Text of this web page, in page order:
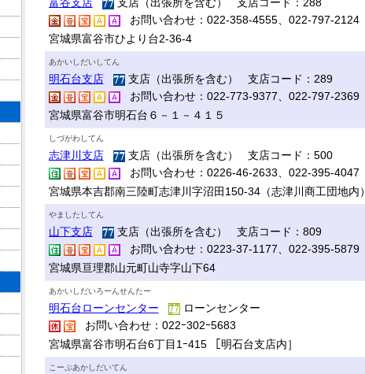
お問い合わせ：022-358-4555、022-797-2124
宮城県富谷市ひより台2-36-4
あかいしだいしてん
明石台支店
支店（出張所を含む） 支店コード：289
お問い合わせ：022-773-9377、022-797-2369
宮城県富谷市明石台６－１－４１５
しづがわしてん
志津川支店
支店（出張所を含む） 支店コード：500
お問い合わせ：0226-46-2633、022-395-4047
宮城県本吉郡南三陸町志津川字沼田150-34（志津川商工団地内）
やましたしてん
山下支店
支店（出張所を含む） 支店コード：809
お問い合わせ：0223-37-1177、022-395-5879
宮城県亘理郡山元町山寺字山下64
あかいしだいろーんせんたー
明石台ローンセンター
ローンセンター
お問い合わせ：022ｰ302ｰ5683
宮城県富谷市明石台6丁目1ｰ415 ［明石台支店内］
こーぷあかしだいてん